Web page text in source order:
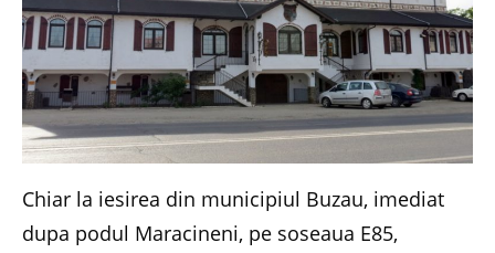
Chiar la iesirea din municipiul Buzau, imediat
dupa podul Maracineni, pe soseaua E85,